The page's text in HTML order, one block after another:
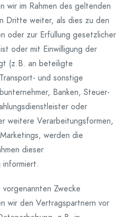
wir im Rahmen des geltenden
Dritte weiter, als dies zu den
oder zur Erfüllung gesetzlicher
oder mit Einwilligung der
(z.B. an beteiligte
und sonstige
Banken, Steuer-
oder
weitere Verarbeitungsformen,
werden die
dieser
informiert.
Zwecke
wir den Vertragspartnern vor